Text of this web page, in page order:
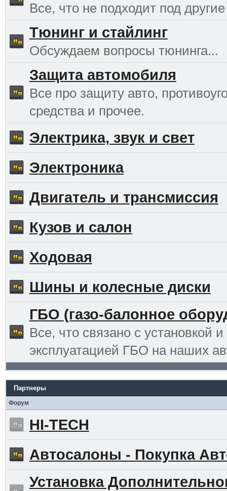
Все, что не подходит под другие
Тюнинг и стайлинг
Обсуждаем вопросы тюнинга...
Защита автомобиля
Все про защиту авто,
средства и прочее.
Электрика, звук и свет
Электроника
Двигатель и трансмиссия
Кузов и салон
Ходовая
Шины и колесные диски
ГБО (газо-балонное
Все, что связано с установкой и
эксплуатацией ГБО на наших
Партнеры
Форум
HI-TECH
Автосалоны - Покупка
Установка